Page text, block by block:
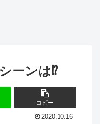
ーンは⁉
コピー
2020.10.16